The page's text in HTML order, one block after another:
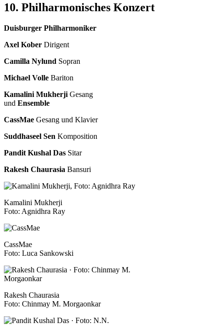
10. Philharmonisches Konzert
Duisburger Philharmoniker
Axel Kober Dirigent
Camilla Nylund Sopran
Michael Volle Bariton
Kamalini Mukherji Gesang
und Ensemble
CassMae Gesang und Klavier
Suddhaseel Sen Komposition
Pandit Kushal Das Sitar
Rakesh Chaurasia Bansuri
Kamalini Mukherji
Foto: Agnidhra Ray
CassMae
Foto: Luca Sankowski
Rakesh Chaurasia
Foto: Chinmay M. Morgaonkar